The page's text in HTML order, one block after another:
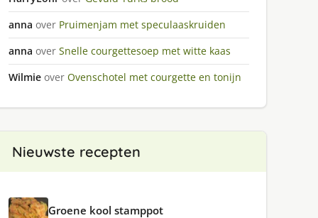
anna over Pruimenjam met speculaaskruiden
anna over Snelle courgettesoep met witte kaas
Wilmie over Ovenschotel met courgette en tonijn
Nieuwste recepten
Groene kool stamppot